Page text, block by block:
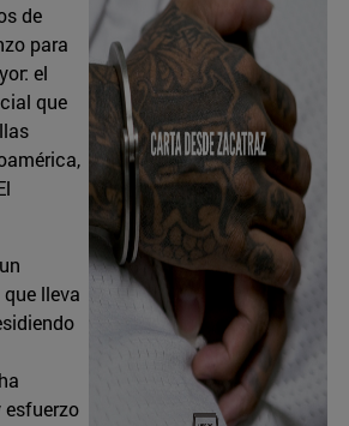
de
para
el
que
lleva